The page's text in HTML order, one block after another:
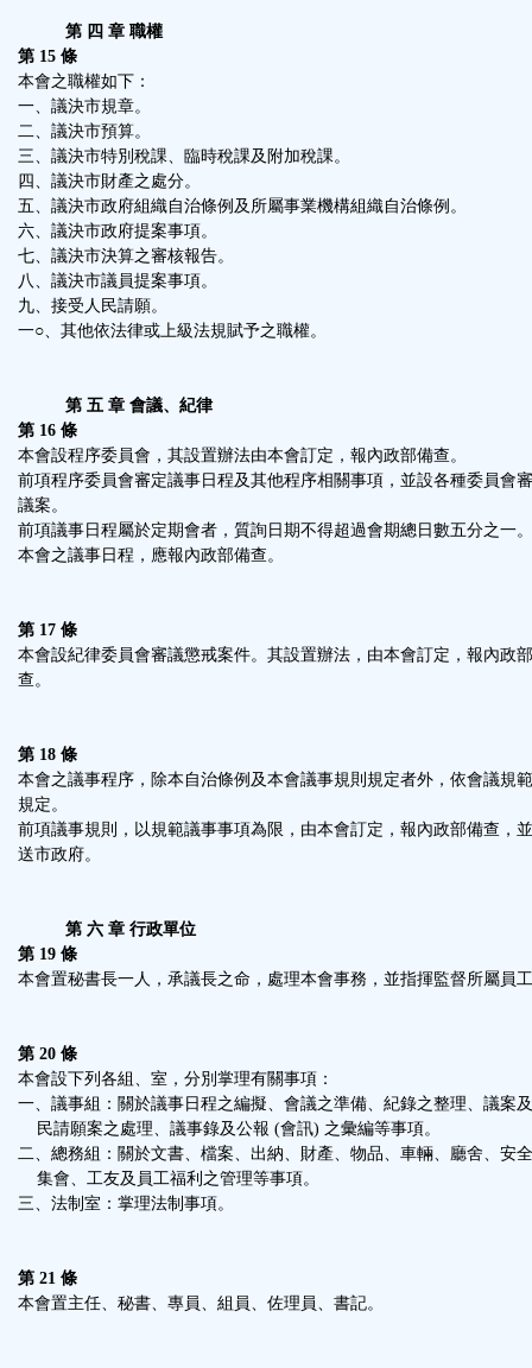
第 四 章 職權
第 15 條
本會之職權如下：
一、議決市規章。
二、議決市預算。
三、議決市特別稅課、臨時稅課及附加稅課。
四、議決市財產之處分。
五、議決市政府組織自治條例及所屬事業機構組織自治條例。
六、議決市政府提案事項。
七、議決市決算之審核報告。
八、議決市議員提案事項。
九、接受人民請願。
一○、其他依法律或上級法規賦予之職權。
第 五 章 會議、紀律
第 16 條
本會設程序委員會，其設置辦法由本會訂定，報內政部備查。
前項程序委員會審定議事日程及其他程序相關事項，並設各種委員會
議案。
前項議事日程屬於定期會者，質詢日期不得超過會期總日數五分之一。
本會之議事日程，應報內政部備查。
第 17 條
本會設紀律委員會審議懲戒案件。其設置辦法，由本會訂定，報內政
查。
第 18 條
本會之議事程序，除本自治條例及本會議事規則規定者外，依會議規
規定。
前項議事規則，以規範議事事項為限，由本會訂定，報內政部備查，
送市政府。
第 六 章 行政單位
第 19 條
本會置秘書長一人，承議長之命，處理本會事務，並指揮監督所屬員
第 20 條
本會設下列各組、室，分別掌理有關事項：
一、議事組：關於議事日程之編擬、會議之準備、紀錄之整理、議案
民請願案之處理、議事錄及公報 (會訊) 之彙編等事項。
二、總務組：關於文書、檔案、出納、財產、物品、車輛、廳舍、安
集會、工友及員工福利之管理等事項。
三、法制室：掌理法制事項。
第 21 條
本會置主任、秘書、專員、組員、佐理員、書記。